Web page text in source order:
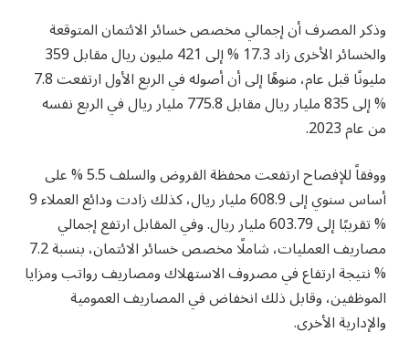
وذكر المصرف أن إجمالي مخصص خسائر الائتمان المتوقعة
والخسائر الأخرى زاد 17.3 % إلى 421 مليون ريال مقابل 359
مليونًا قبل عام، منوهًا إلى أن أصوله في الربع الأول ارتفعت 7.8
% إلى 835 مليار ريال مقابل 775.8 مليار ريال في الربع نفسه
من عام 2023.
ووفقاً للإفصاح ارتفعت محفظة القروض والسلف 5.5 % على
أساس سنوي إلى 608.9 مليار ريال، كذلك زادت ودائع العملاء 9
% تقريبًا إلى 603.79 مليار ريال. وفي المقابل ارتفع إجمالي
مصاريف العمليات، شاملًا مخصص خسائر الائتمان، بنسبة 7.2
% نتيجة ارتفاع في مصروف الاستهلاك ومصاريف رواتب ومزايا
الموظفين، وقابل ذلك انخفاض في المصاريف العمومية
والإدارية الأخرى.